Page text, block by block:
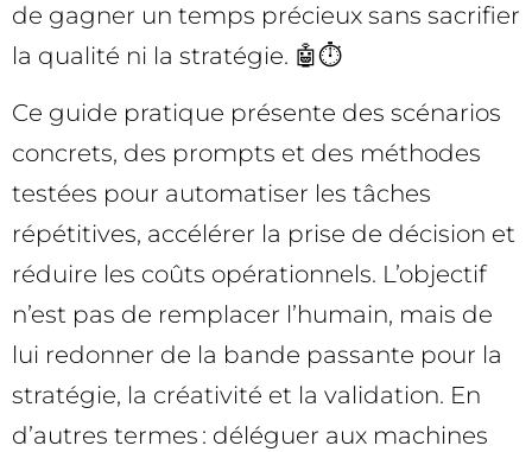
de gagner un temps précieux sans sacrifier
la qualité ni la stratégie. 🤖⏱️
Ce guide pratique présente des scénarios
concrets, des prompts et des méthodes
testées pour automatiser les tâches
répétitives, accélérer la prise de décision et
réduire les coûts opérationnels. L’objectif
n’est pas de remplacer l’humain, mais de
lui redonner de la bande passante pour la
stratégie, la créativité et la validation. En
d’autres termes : déléguer aux machines